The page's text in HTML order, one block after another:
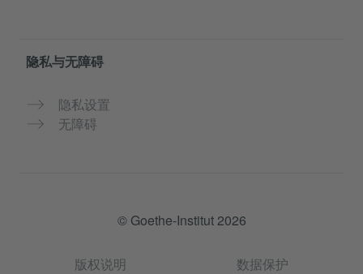
隐私与无障碍
隐私设置
无障碍
© Goethe-Institut 2026
版权说明 数据保护